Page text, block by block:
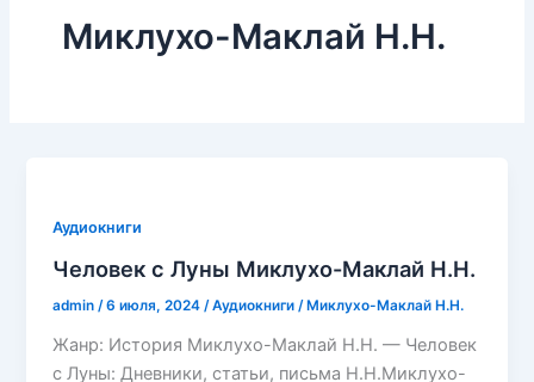
Миклухо-Маклай Н.Н.
Аудиокниги
Человек с Луны Миклухо-Маклай Н.Н.
admin /6 июля, 2024 /Аудиокниги /Миклухо-Маклай Н.Н.
Жанр: История Миклухо-Маклай Н.Н. — Человек
с Луны: Дневники, статьи, письма Н.Н.Миклухо-